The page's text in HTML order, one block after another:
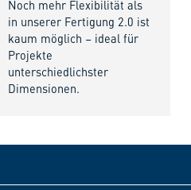
Noch mehr Flexibilität als
in unserer Fertigung 2.0 ist
kaum möglich – ideal für
Projekte
unterschiedlichster
Dimensionen.